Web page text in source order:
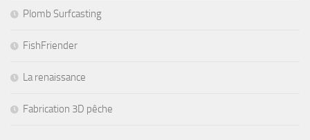
Plomb Surfcasting
FishFriender
La renaissance
Fabrication 3D pêche